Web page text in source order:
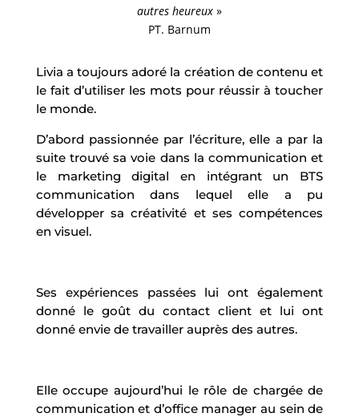
autres heureux»
PT. Barnum
Livia a toujours adoré la création de contenu et
le fait d’utiliser les mots pour réussir à toucher
le monde.
D’abord passionnée par l’écriture, elle a par la
suite trouvé sa voie dans la communication et
le marketing digital en intégrant un BTS
communication dans lequel elle a pu
développer sa créativité et ses compétences
en visuel.
Ses expériences passées lui ont également
donné le goût du contact client et lui ont
donné envie de travailler auprès des autres.
Elle occupe aujourd’hui le rôle de chargée de
communication et d’office manager au sein de